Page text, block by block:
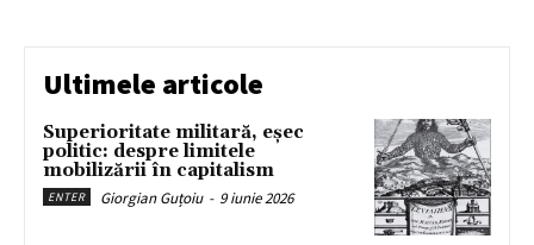
Ultimele articole
Superioritate militară, eșec
politic: despre limitele
mobilizării în capitalism
ENTER Giorgian Guțoiu - 9 iunie 2026